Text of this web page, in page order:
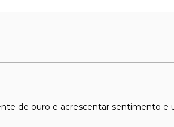
de ouro e acrescentar sentimento